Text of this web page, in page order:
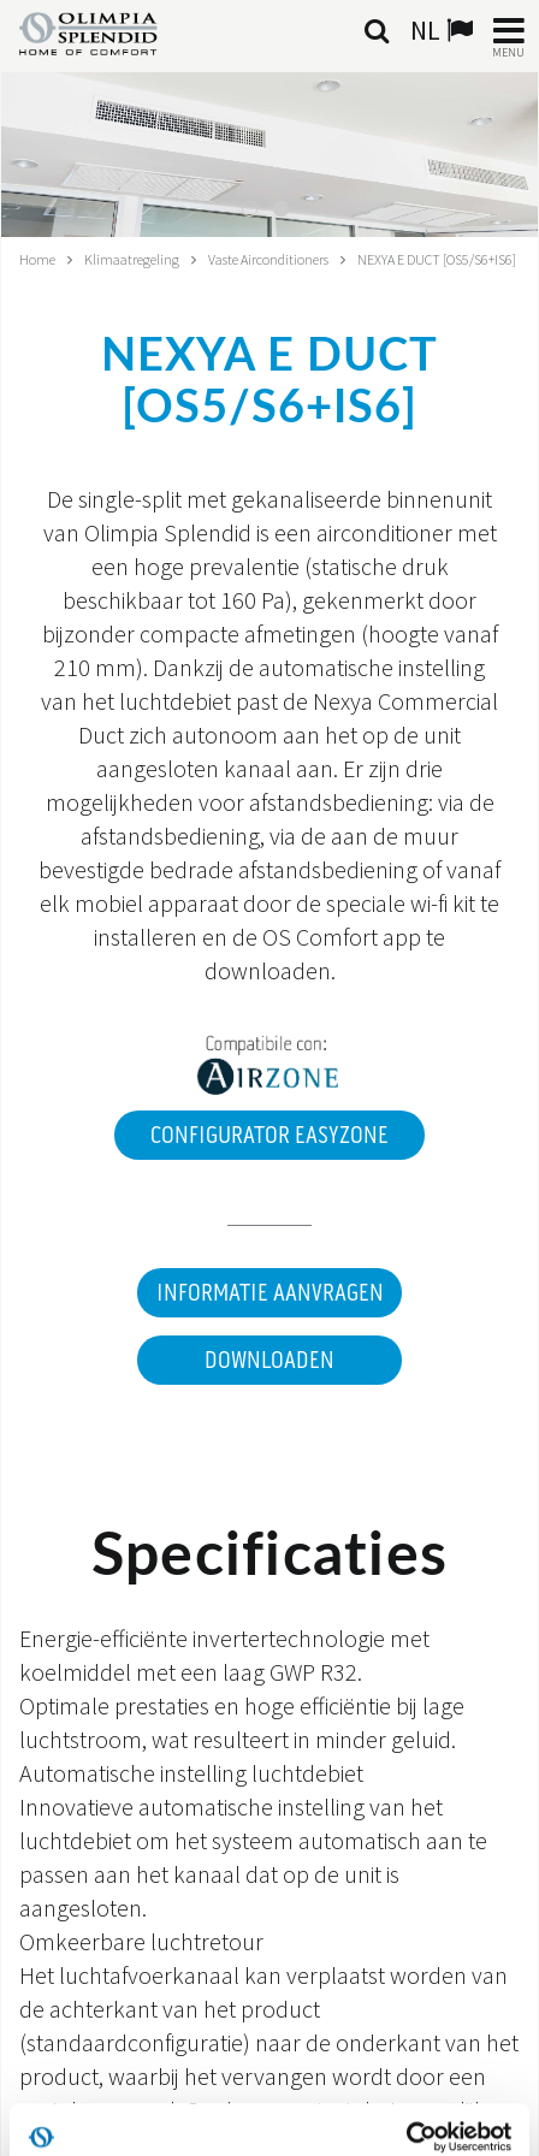
NL
MENU
NEDERLANDSE
HOME
KLIMAATREGELING
LUCHTBEHANDELING
GEÏNTEGREERDE SYSTEMEN
DOCUMENTATIE PRODUCTEN
Home Klimaatregeling Vaste Airconditioners NEXYA E DUCT [OS5/S6+IS6]
NEXYA E DUCT
[OS5/S6+IS6]
De single-split met gekanaliseerde binnenunit
van Olimpia Splendid is een airconditioner met
een hoge prevalentie (statische druk
beschikbaar tot 160 Pa), gekenmerkt door
bijzonder compacte afmetingen (hoogte vanaf
210 mm). Dankzij de automatische instelling
van het luchtdebiet past de Nexya Commercial
Duct zich autonoom aan het op de unit
aangesloten kanaal aan. Er zijn drie
mogelijkheden voor afstandsbediening: via de
afstandsbediening, via de aan de muur
bevestigde bedrade afstandsbediening of vanaf
elk mobiel apparaat door de speciale wi-fi kit te
installeren en de OS Comfort app te
downloaden.
CONFIGURATOR EASYZONE
INFORMATIE AANVRAGEN
DOWNLOADEN
Specificaties
Energie-efficiënte invertertechnologie met
koelmiddel met een laag GWP R32.
Optimale prestaties en hoge efficiëntie bij lage
luchtstroom, wat resulteert in minder geluid.
Automatische instelling luchtdebiet
Innovatieve automatische instelling van het
luchtdebiet om het systeem automatisch aan te
passen aan het kanaal dat op de unit is
aangesloten.
Omkeerbare luchtretour
Het luchtafvoerkanaal kan verplaatst worden van
de achterkant van het product
(standaardconfiguratie) naar de onderkant van het
product, waarbij het vervangen wordt door een
metalen paneel. Op deze manier is het mogelijk
om het product geschikt te maken voor alle